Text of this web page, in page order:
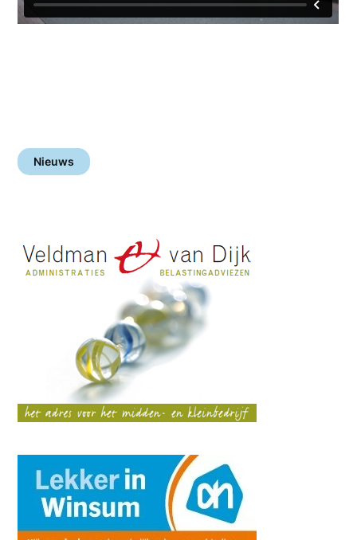
Nieuws